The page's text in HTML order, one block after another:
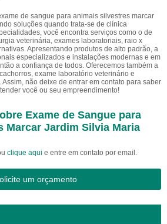
de sangue para animais silvestres marcar
soluções quando trata-se de clínica
você encontra serviços como o de
veterinária, exames laboratoriais, raio x
Apresentando produtos de alto padrão, a
especializados e instalações modernas e em
a confiança de todos. Oferecemos também a
exame laboratório veterinário e
não deixe de entrar em contato para saber
você ou seu empreendimento!
Exame de Sangue para
Marcar Jardim Silvia Maria
clique aqui e entre em contato por email.
um orçamento